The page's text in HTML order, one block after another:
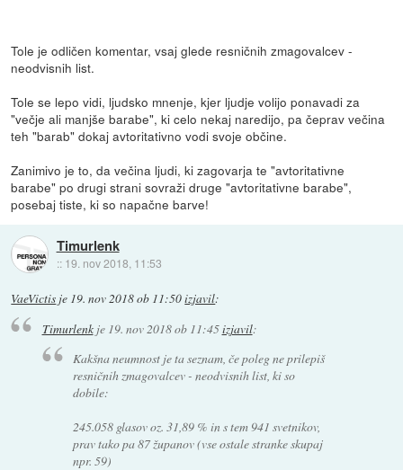
Tole je odličen komentar, vsaj glede resničnih zmagovalcev -
neodvisnih list.
Tole se lepo vidi, ljudsko mnenje, kjer ljudje volijo ponavadi za
"večje ali manjše barabe", ki celo nekaj naredijo, pa čeprav večina
teh "barab" dokaj avtoritativno vodi svoje občine.
Zanimivo je to, da večina ljudi, ki zagovarja te "avtoritativne
barabe" po drugi strani sovraži druge "avtoritativne barabe",
posebaj tiste, ki so napačne barve!
Timurlenk
:: 19. nov 2018, 11:53
VaeVictis je 19. nov 2018 ob 11:50izjavil:
Timurlenkje 19. nov 2018 ob 11:45izjavil:
Kakšna neumnost je ta seznam, če poleg ne prilepiš
resničnih zmagovalcev - neodvisnih list, ki so
dobile:
245.058 glasov oz. 31,89 % in s tem 941 svetnikov,
prav tako pa 87 županov (vse ostale stranke skupaj
npr. 59)